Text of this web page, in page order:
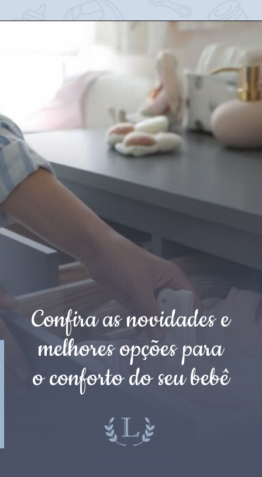
Confira as novidades e
melhores opções para
o conforto do seu bebê